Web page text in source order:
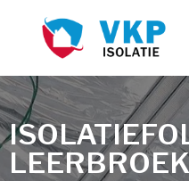
LEERBROEK